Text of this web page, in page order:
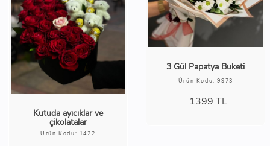
Kutuda ayıcıklar ve
çikolatalar
Ürün Kodu: 1422
3 Gül Papatya Buketi
Ürün Kodu: 9973
1399 TL